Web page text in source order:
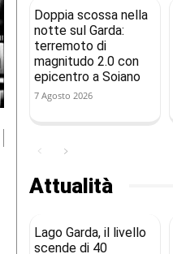
Doppia scossa nella
notte sul Garda:
terremoto di
magnitudo 2.0 con
epicentro a Soiano
7 Agosto 2026
Attualità
Lago Garda, il livello
scende di 40